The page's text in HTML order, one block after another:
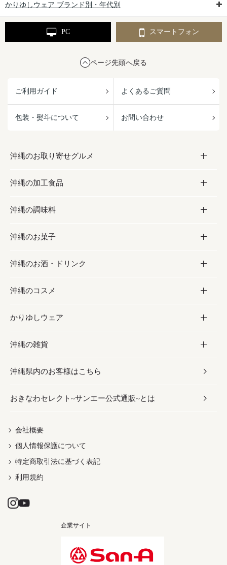
かりゆしウェア ブランド別・年代別
PC スマートフォン
ページ先頭へ戻る
ご利用ガイド よくあるご質問
包装・熨斗について お問い合わせ
沖縄のお取り寄せグルメ
お取り寄せグルメ
フルーツ・野菜
お肉
海産物
沖縄の加工食品
加工食品
缶詰／パウチ
沖縄料理
沖縄そば／乾麺
レトルト食品
乾物／粉類
沖縄の調味料
調味料
砂糖／黒砂糖
塩
お酢／ドレッシング
しょうゆ
みそ
だし／スパイス／島唐辛子
沖縄のお菓子
お菓子
黒糖
ちんすこう
伝統菓子
スナック
おつまみ
紅芋
沖縄のお酒・ドリンク
お酒・ドリンク
泡盛
ビール・チューハイ
ワイン・ウィスキー・カクテル
ドリンク
茶葉
沖縄のコスメ
コスメ
スキンケア
ボディケア
ヘアケア
UVケア
かりゆしウェア
かりゆしウェア
メンズ
レディース
沖縄の雑貨
雑貨
沖縄ファッション
伝統工芸品
沖縄県内のお客様はこちら
おきなわセレクト~サンエー公式通販~とは
会社概要
個人情報保護について
特定商取引法に基づく表記
利用規約
企業サイト